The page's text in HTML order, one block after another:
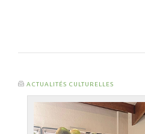
ACTUALITÉS CULTURELLES